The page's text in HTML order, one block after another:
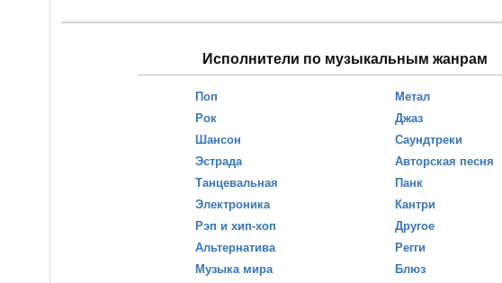
Исполнители по музыкальным жанрам
Поп
Рок
Шансон
Эстрада
Танцевальная
Электроника
Рэп и хип-хоп
Альтернатива
Музыка мира
Метал
Джаз
Саундтреки
Авторская песня
Панк
Кантри
Другое
Регги
Блюз